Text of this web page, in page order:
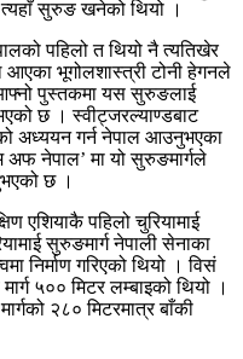
त्यहाँ सुरुङ खनेको थियो ।
पहिलो त थियो नै त्यतिखेर
आएका भूगोलशास्त्री टोनी हेगनले
पुस्तकमा यस सुरुङलाई
छ । स्वीट्जरल्याण्डबाट
अध्ययन गर्न नेपाल आउनुभएका
नेपाल’ मा यो सुरुङमार्गले
छ ।
एशियाकै पहिलो चुरियामाई
सुरुङमार्ग नेपाली सेनाका
निर्माण गरिएको थियो । विसं
५०० मिटर लम्बाइको थियो ।
२८० मिटरमात्र बाँकी